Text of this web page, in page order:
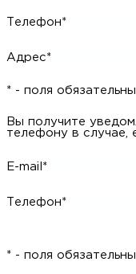
Телефон*
Адрес*
* - поля
Вы получите
телефону в случае,
E-mail*
Телефон*
* - поля